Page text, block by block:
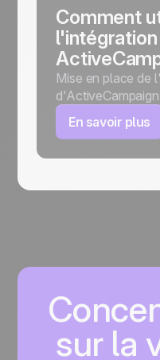
Comment
l'intégration
Mise en place de
d'ActiveCampaign
En savoir plus
sur la